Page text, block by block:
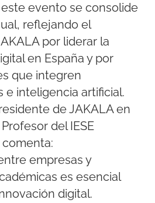
evento se consolide
reflejando el
por liderar la
en España y por
que integren
e inteligencia artificial.
de JAKALA en
del IESE
comenta:
empresas y
es esencial
digital.